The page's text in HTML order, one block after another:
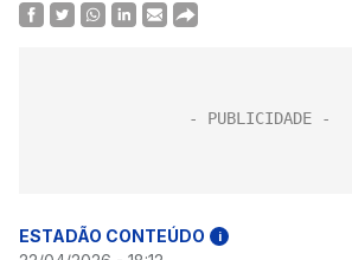
ESTADÃO CONTEÚDO i